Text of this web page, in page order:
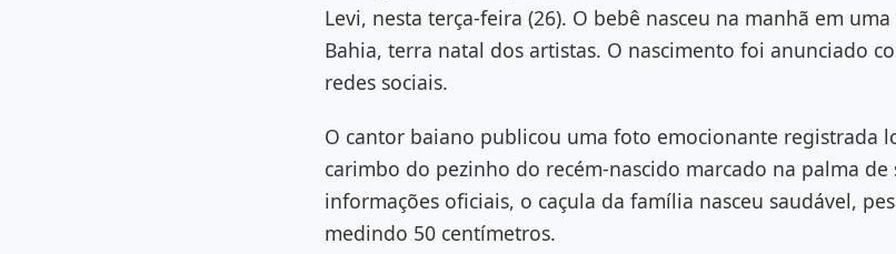
Levi, nesta terça-feira (26). O bebê nasceu na manhã em
Bahia, terra natal dos artistas. O nascimento foi anunciado
redes sociais.
O cantor baiano publicou uma foto emocionante registrada
carimbo do pezinho do recém-nascido marcado na palma de
informações oficiais, o caçula da família nasceu saudável,
medindo 50 centímetros.